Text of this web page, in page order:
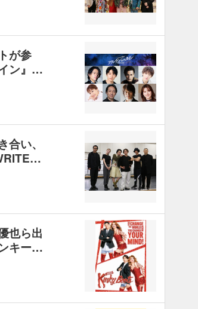
が参
ン』…
い、
也ら出
キー…